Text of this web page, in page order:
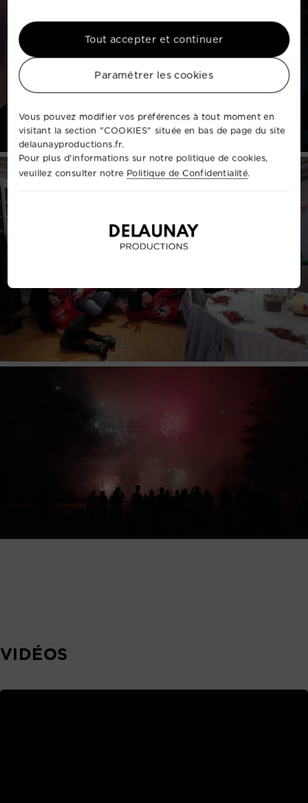
VIDÉOS
Paramétrer les cookies
Tout accepter et continuer
Vous pouvez modifier vos préférences à tout moment en
visitant la section "COOKIES" située en bas de page du site
delaunayproductions.fr.
Pour plus d'informations sur notre politique de cookies,
veuillez consulter notre Politique de Confidentialité.